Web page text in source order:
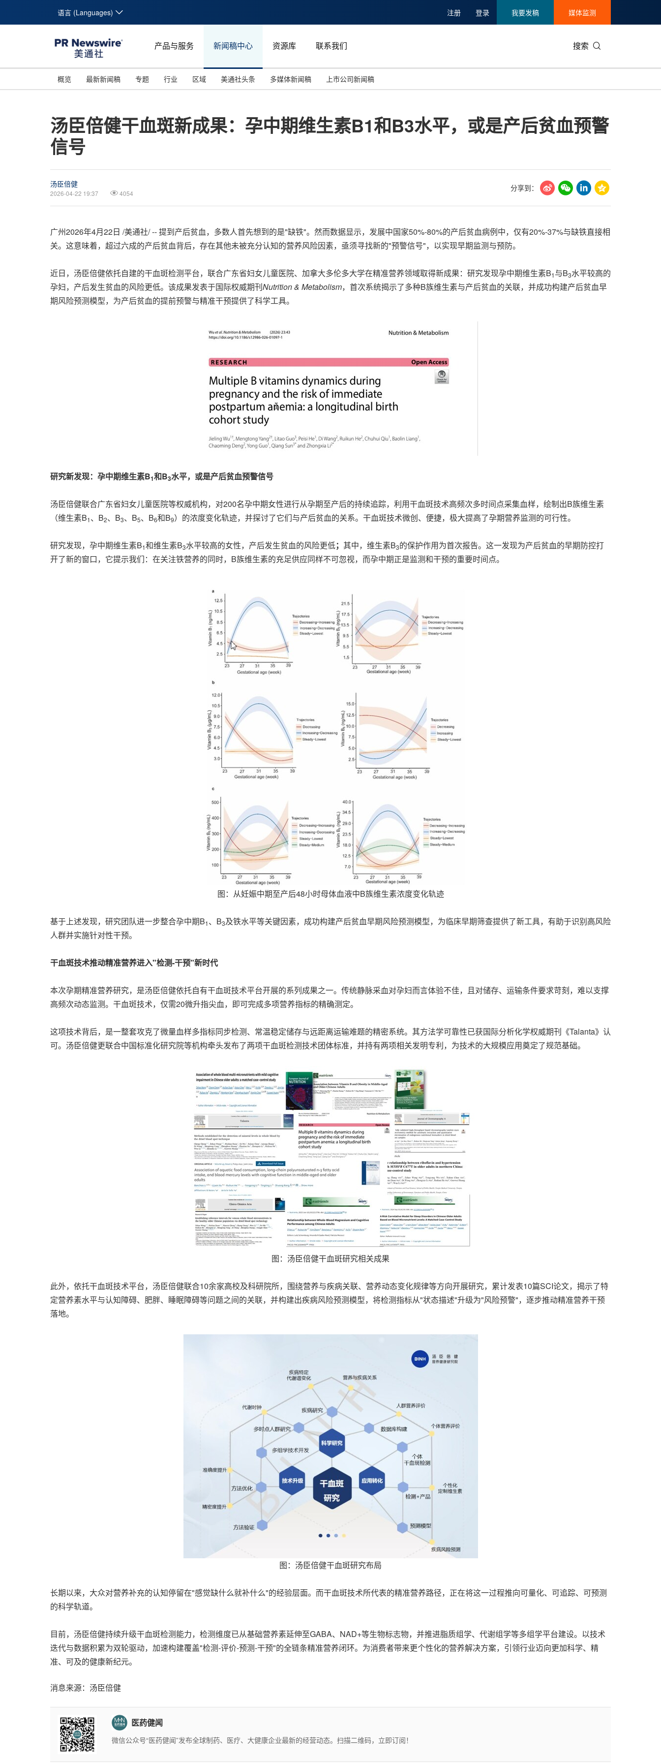
语言 (Languages) 注册 登录 我要发稿 媒体监测
产品与服务 新闻稿中心 资源库 联系我们 搜索
概览 最新新闻稿 专题
投资并购
碳中和
行业
能源化工与环保
娱乐时尚与艺术
区域
马来西亚
新加坡
美通社头条 多媒体新闻稿 上市公司新闻稿
汤臣倍健干血斑新成果：孕中期维生素B1和B3水平，或是产后贫血预警
信号
汤臣倍健
2026-04-22 19:37 4054
分享到：
广州2026年4月22日 /美通社/ -- 提到产后贫血，多数人首先想到的是"缺铁"。然而数据显示，发展中国家50%-80%的产后贫血病例中，仅有20%-37%与缺铁直接相
关。这意味着，超过六成的产后贫血背后，存在其他未被充分认知的营养风险因素，亟须寻找新的"预警信号"，以实现早期监测与预防。
近日，汤臣倍健依托自建的干血斑检测平台，联合广东省妇女儿童医院、加拿大多伦多大学在精准营养领域取得新成果：研究发现孕中期维生素B1与B3水平较高的
孕妇，产后发生贫血的风险更低。该成果发表于国际权威期刊Nutrition & Metabolism，首次系统揭示了多种B族维生素与产后贫血的关联，并成功构建产后贫血早
期风险预测模型，为产后贫血的提前预警与精准干预提供了科学工具。
研究新发现：孕中期维生素B1和B3水平，或是产后贫血预警信号
汤臣倍健联合广东省妇女儿童医院等权威机构，对200名孕中期女性进行从孕期至产后的持续追踪，利用干血斑技术高频次多时间点采集血样，绘制出B族维生素
（维生素B1、B2、B3、B5、B6和B9）的浓度变化轨迹，并探讨了它们与产后贫血的关系。干血斑技术微创、便捷，极大提高了孕期营养监测的可行性。
研究发现，孕中期维生素B1和维生素B3水平较高的女性，产后发生贫血的风险更低； 其中，维生素B3的保护作用为首次报告。这一发现为产后贫血的早期防控打
开了新的窗口，它提示我们：在关注铁营养的同时，B族维生素的充足供应同样不可忽视，而孕中期正是监测和干预的重要时间点。
图：从妊娠中期至产后48小时母体血液中B族维生素浓度变化轨迹
基于上述发现，研究团队进一步整合孕中期B1、B3及铁水平等关键因素，成功构建产后贫血早期风险预测模型，为临床早期筛查提供了新工具，有助于识别高风险
人群并实施针对性干预。
干血斑技术推动精准营养进入"检测-干预"新时代
本次孕期精准营养研究，是汤臣倍健依托自有干血斑技术平台开展的系列成果之一。传统静脉采血对孕妇而言体验不佳，且对储存、运输条件要求苛刻，难以支撑
高频次动态监测。干血斑技术，仅需20微升指尖血，即可完成多项营养指标的精确测定。
这项技术背后，是一整套攻克了微量血样多指标同步检测、常温稳定储存与远距离运输难题的精密系统。其方法学可靠性已获国际分析化学权威期刊《Talanta》认
可。汤臣倍健更联合中国标准化研究院等机构牵头发布了两项干血斑检测技术团体标准，并持有两项相关发明专利，为技术的大规模应用奠定了规范基础。
图：汤臣倍健干血斑研究相关成果
此外，依托干血斑技术平台，汤臣倍健联合10余家高校及科研院所，围绕营养与疾病关联、营养动态变化规律等方向开展研究，累计发表10篇SCI论文，揭示了特
定营养素水平与认知障碍、肥胖、睡眠障碍等问题之间的关联，并构建出疾病风险预测模型，将检测指标从"状态描述"升级为"风险预警"，逐步推动精准营养干预
落地。
图：汤臣倍健干血斑研究布局
长期以来，大众对营养补充的认知停留在"感觉缺什么就补什么"的经验层面。而干血斑技术所代表的精准营养路径，正在将这一过程推向可量化、可追踪、可预测
的科学轨道。
目前，汤臣倍健持续升级干血斑检测能力，检测维度已从基础营养素延伸至GABA、NAD+等生物标志物，并推进脂质组学、代谢组学等多组学平台建设。以技术
迭代与数据积累为双轮驱动，加速构建覆盖"检测-评价-预测-干预"的全链条精准营养闭环。为消费者带来更个性化的营养解决方案，引领行业迈向更加科学、精
准、可及的健康新纪元。
消息来源：汤臣倍健
医药健闻
微信公众号“医药健闻”发布全球制药、医疗、大健康企业最新的经营动态。扫描二维码，立即订阅！